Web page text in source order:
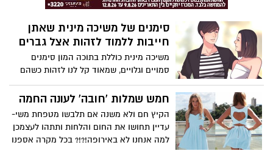
שיש מי שדואג לכך שלא תוכלו להתעלם
סימנים של משיכה מינית שאתן
חייבות ללמוד לזהות אצל גברים
משיכה מינית כוללת בתוכה המון סימנים
סמויים וגלויים, שמאוד קל לנו לזהות כשהם
לא רלוונטיים אלינו באופן אישי ופעמים רבות
קשה לנו לזהות כאשר מדובר בנו ובבני/ בנות
למשיכה שאם תצליחו לזהות אותם, השלב
הבא יהיה הרבה יותר קל <קריצה- קריצה>
חמש שמלות 'חובה' לעונה החמה
הקיץ חם ולא משנה אם תלבשו מטפחת משי-
עדיין תחושו את החום והלחות ותתהו לעצמכן
למה אנחנו לא באירופה!?!? בכל מקרה אספנו